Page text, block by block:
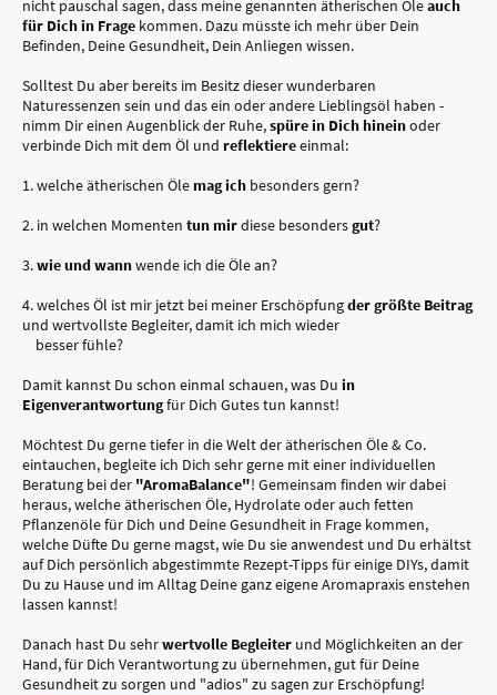
nicht pauschal sagen, dass meine genannten ätherischen Öleauch
für Dich in Frage kommen. Dazu müsste ich mehr über Dein
Befinden, Deine Gesundheit, Dein Anliegen wissen.
Solltest Du aber bereits im Besitz dieser wunderbaren
Naturessenzen sein und das ein oder andere Lieblingsöl haben -
nimm Dir einen Augenblick der Ruhe,spüre in Dich hineinoder
verbinde Dich mit dem Öl und reflektiereeinmal:
1. welche ätherischen Öle mag ich besonders gern?
2. in welchen Momenten tun mirdiese besondersgut?
3.wie und wannwende ich die Öle an?
4. welches Öl ist mir jetzt bei meiner Erschöpfungder größte Beitrag
und wertvollste Begleiter, damit ich mich wieder
besser fühle?
Damit kannst Du schon einmal schauen, was Du in
Eigenverantwortungfür Dich Gutes tun kannst!
Möchtest Du gerne tiefer in die Welt der ätherischen Öle & Co.
eintauchen, begleite ich Dich sehr gerne mit einer individuellen
Beratung bei der "AromaBalance"! Gemeinsam finden wir dabei
heraus, welche ätherischen Öle, Hydrolate oder auch fetten
Pflanzenöle für Dich und Deine Gesundheit in Frage kommen,
welche Düfte Du gerne magst, wie Du sie anwendest und Du erhältst
auf Dich persönlich abgestimmte Rezept-Tipps für einige DIYs, damit
Du zu Hause und im Alltag Deine ganz eigene Aromapraxis enstehen
lassen kannst!
Danach hast Du sehrwertvolle Begleiter und Möglichkeiten an der
Hand, für Dich Verantwortung zu übernehmen, gut für Deine
Gesundheit zu sorgen und "adios" zu sagen zur Erschöpfung!